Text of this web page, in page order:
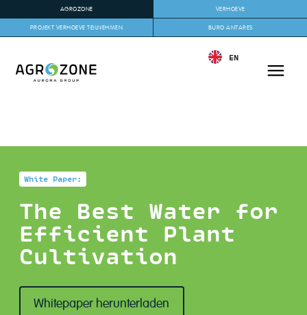
AGROZONE VERHOEVE
PROJEKT VERHOEVE TEILNEHMEN BURO ANTARES
EN
White Paper:
The Best Water for
Efficient Plant
Cultivation
Whitepaper herunterladen